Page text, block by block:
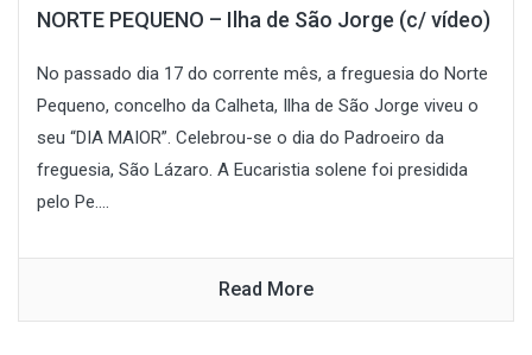
NORTE PEQUENO – Ilha de São Jorge (c/ vídeo)
No passado dia 17 do corrente mês, a freguesia do Norte
Pequeno, concelho da Calheta, Ilha de São Jorge viveu o
seu “DIA MAIOR”. Celebrou-se o dia do Padroeiro da
freguesia, São Lázaro. A Eucaristia solene foi presidida
pelo Pe....
Read More